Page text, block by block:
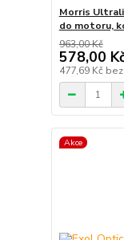
Morris
do motoru,
963,00 Kč
578,00
477,69 Kč
Akce